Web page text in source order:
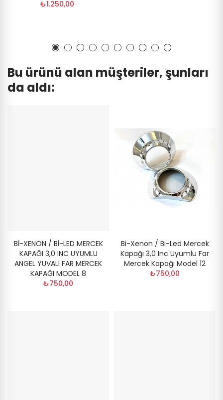
₺1.250,00
Bu ürünü alan müşteriler, şunları
da aldı:
Bİ-XENON / Bİ-LED MERCEK
KAPAĞI 3,0 INC UYUMLU
ANGEL YUVALI FAR MERCEK
KAPAĞI MODEL 8
₺750,00
Bi-Xenon / Bi-Led Mercek
Kapağı 3,0 Inc Uyumlu Far
Mercek Kapağı Model 12
₺750,00